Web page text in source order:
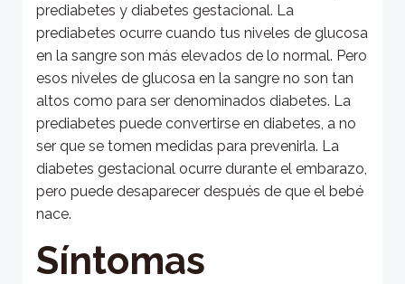
prediabetes y diabetes gestacional. La
prediabetes ocurre cuando tus niveles de glucosa
en la sangre son más elevados de lo normal. Pero
esos niveles de glucosa en la sangre no son tan
altos como para ser denominados diabetes. La
prediabetes puede convertirse en diabetes, a no
ser que se tomen medidas para prevenirla. La
diabetes gestacional ocurre durante el embarazo,
pero puede desaparecer después de que el bebé
nace.
Síntomas